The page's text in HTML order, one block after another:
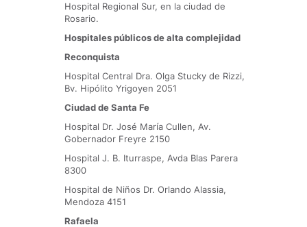
Hospital Regional Sur, en la ciudad de
Rosario.
Hospitales públicos de alta complejidad
Reconquista
Hospital Central Dra. Olga Stucky de Rizzi,
Bv. Hipólito Yrigoyen 2051
Ciudad de Santa Fe
Hospital Dr. José María Cullen, Av.
Gobernador Freyre 2150
Hospital J. B. Iturraspe, Avda Blas Parera
8300
Hospital de Niños Dr. Orlando Alassia,
Mendoza 4151
Rafaela